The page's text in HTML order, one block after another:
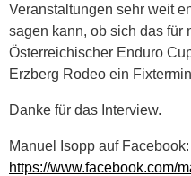
Veranstaltungen sehr weit
sagen kann, ob sich das für
Österreichischer Enduro
Erzberg Rodeo ein
Danke für das Interview.
Manuel Isopp auf Facebook:
https://www.facebook.com/